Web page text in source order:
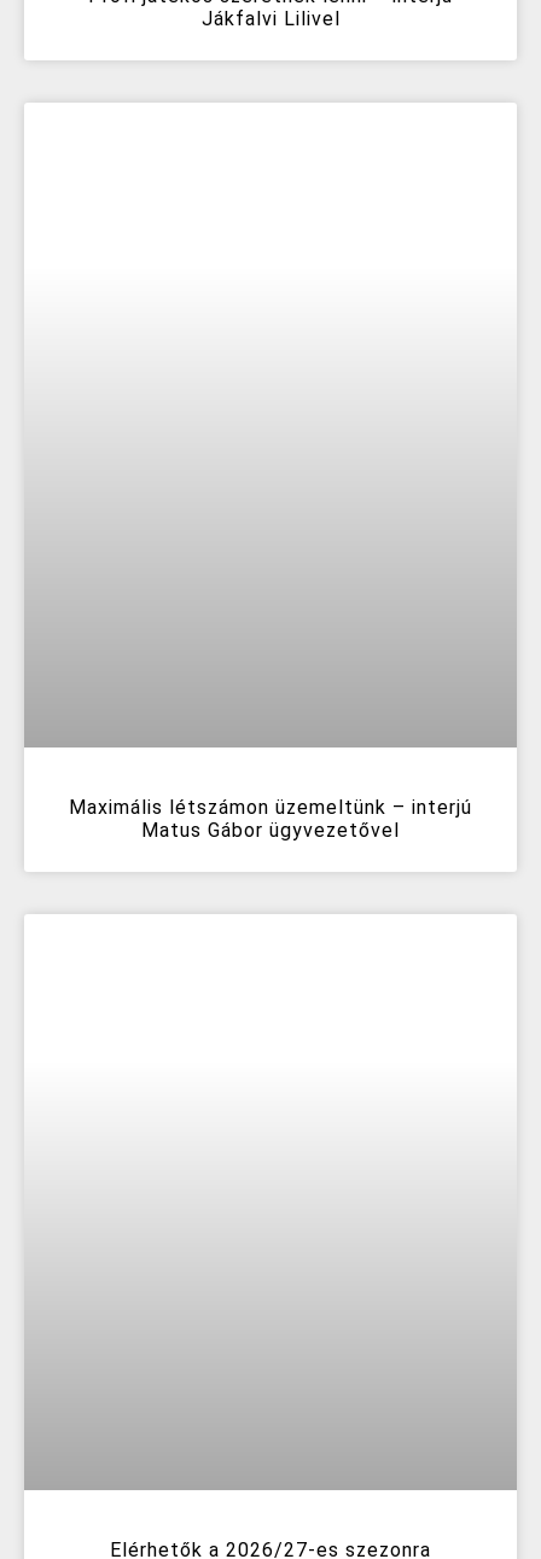
Jákfalvi Lilivel
Maximális létszámon üzemeltünk – interjú
Matus Gábor ügyvezetővel
Elérhetők a 2026/27-es szezonra